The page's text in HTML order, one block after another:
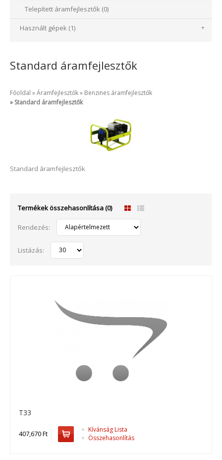
Telepített áramfejlesztők (0)
Használt gépek (1) +
Standard áramfejlesztők
Főoldal Áramfejlesztők
Benzines áramfejlesztők
Standard áramfejlesztők
Standard áramfejlesztők
Termékek összehasonlítása (0)
Rendezés:
Listázás:
T33
T33 standard áramfejlesztő..
T33
407,670 Ft + Kívánság Lista
+ Összehasonlítás